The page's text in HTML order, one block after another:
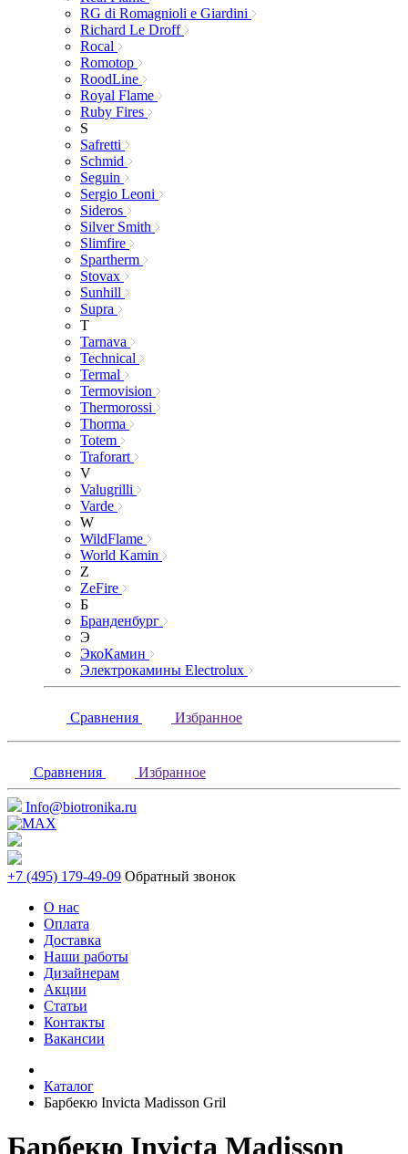
RG di Romagnioli e Giardini
Richard Le Droff
Rocal
Romotop
RoodLine
Royal Flame
Ruby Fires
S
Safretti
Schmid
Seguin
Sergio Leoni
Sideros
Silver Smith
Slimfire
Spartherm
Stovax
Sunhill
Supra
T
Tarnava
Technical
Termal
Termovision
Thermorossi
Thorma
Totem
Traforart
V
Valugrilli
Varde
W
WildFlame
World Kamin
Z
ZeFire
Б
Бранденбург
Э
ЭкоКамин
Электрокамины Electrolux
Сравнения Избранное
Сравнения Избранное
Info@biotronika.ru
+7 (495) 179-49-09 Обратный звонок
О нас
Оплата
Доставка
Наши работы
Дизайнерам
Акции
Статьи
Контакты
Вакансии
Каталог
Барбекю Invicta Madisson Gril
Барбекю Invicta Madisson